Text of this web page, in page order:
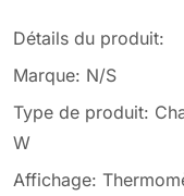
Détails du produit:
Marque: N/S
Type de produit:
W
Affichage: